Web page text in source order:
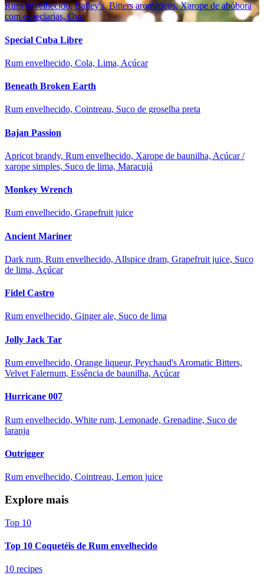
Rum envelhecido, Bailey's, Bitters aromáticos, Xarope de abóbora
com especiarias, Ovo
Special Cuba Libre
Rum envelhecido, Cola, Lima, Açúcar
Beneath Broken Earth
Rum envelhecido, Cointreau, Suco de groselha preta
Bajan Passion
Apricot brandy, Rum envelhecido, Xarope de baunilha, Açúcar /
xarope simples, Suco de lima, Maracujá
Monkey Wrench
Rum envelhecido, Grapefruit juice
Ancient Mariner
Dark rum, Rum envelhecido, Allspice dram, Grapefruit juice, Suco
de lima, Açúcar
Fidel Castro
Rum envelhecido, Ginger ale, Suco de lima
Jolly Jack Tar
Rum envelhecido, Orange liqueur, Peychaud's Aromatic Bitters,
Velvet Falernum, Essência de baunilha, Açúcar
Hurricane 007
Rum envelhecido, White rum, Lemonade, Grenadine, Suco de
laranja
Outrigger
Rum envelhecido, Cointreau, Lemon juice
Explore mais
Top 10
Top 10 Coquetéis de Rum envelhecido
10 recipes